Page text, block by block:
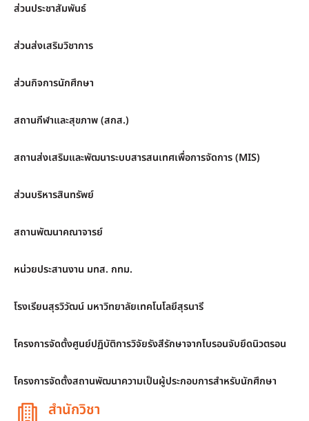
ส่วนประชาสัมพันธ์
ส่วนส่งเสริมวิชาการ
ส่วนกิจการนักศึกษา
สถานกีฬาและสุขภาพ (สกส.)
สถานส่งเสริมและพัฒนาระบบสารสนเทศเพื่อการจัดการ (MIS)
ส่วนบริหารสินทรัพย์
สถานพัฒนาคณาจารย์
หน่วยประสานงาน มทส. กทม.
โรงเรียนสุรวิวัฒน์ มหาวิทยาลัยเทคโนโลยีสุรนารี
โครงการจัดตั้งศูนย์ปฏิบัติการวิจัยรังสีรักษาจากโบรอนจับยึดนิวตรอน
โครงการจัดตั้งสถานพัฒนาความเป็นผู้ประกอบการสำหรับนักศึกษา
สำนักวิชา